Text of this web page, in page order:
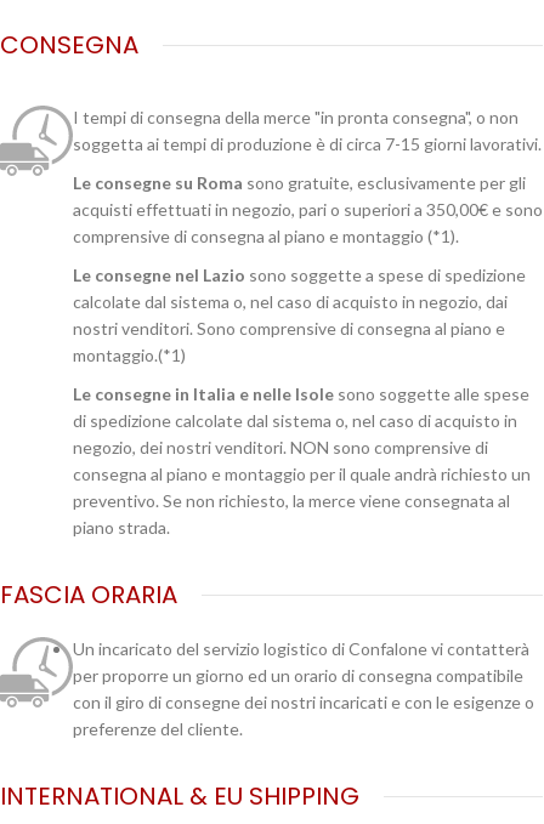
CONSEGNA
I tempi di consegna della merce "in pronta consegna", o non
soggetta ai tempi di produzione è di circa 7-15 giorni lavorativi.
Le consegne su Roma sono gratuite, esclusivamente per gli
acquisti effettuati in negozio, pari o superiori a 350,00€ e sono
comprensive di consegna al piano e montaggio (*1).
Le consegne nel Lazio sono soggette a spese di spedizione
calcolate dal sistema o, nel caso di acquisto in negozio, dai
nostri venditori. Sono comprensive di consegna al piano e
montaggio.(*1)
Le consegne in Italia e nelle Isole sono soggette alle spese
di spedizione calcolate dal sistema o, nel caso di acquisto in
negozio, dei nostri venditori. NON sono comprensive di
consegna al piano e montaggio per il quale andrà richiesto un
preventivo. Se non richiesto, la merce viene consegnata al
piano strada.
FASCIA ORARIA
Un incaricato del servizio logistico di Confalone vi contatterà
per proporre un giorno ed un orario di consegna compatibile
con il giro di consegne dei nostri incaricati e con le esigenze o
preferenze del cliente.
INTERNATIONAL & EU SHIPPING